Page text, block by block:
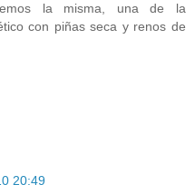
la misma, una de la
con piñas seca y renos de
20:49